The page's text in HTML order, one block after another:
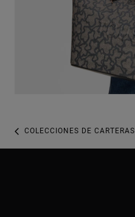
COLECCIONES DE CARTERAS